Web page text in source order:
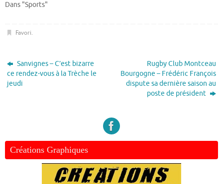
Dans "Sports"
Favori.
Sanvignes – C’est bizarre
ce rendez-vous à la Trèche le
jeudi
Rugby Club Montceau
Bourgogne – Frédéric François
dispute sa dernière saison au
poste de président
Créations Graphiques